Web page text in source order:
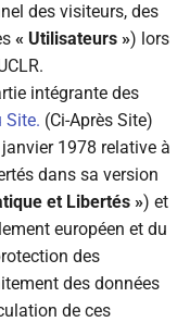
des visiteurs, des
« Utilisateurs ») lors
intégrante des
Site. (Ci-Après Site)
1978 relative à
dans sa version
et Libertés ») et
européen et du
des
des données
de ces